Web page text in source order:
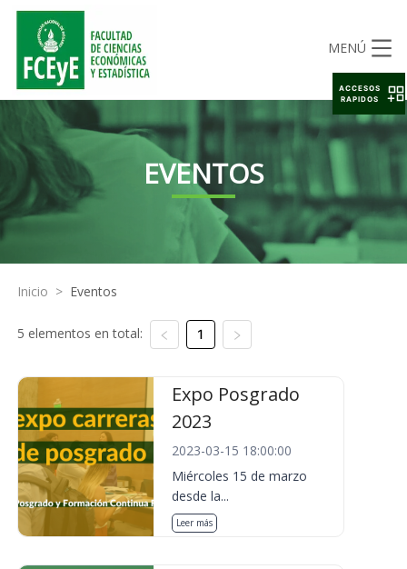
MENÚ
EVENTOS
Inicio > Eventos
5 elementos en total: 1
Expo Posgrado
2023
2023-03-15 18:00:00
Miércoles 15 de marzo
desde la...
Leer más
ACCESOS
RAPIDOS